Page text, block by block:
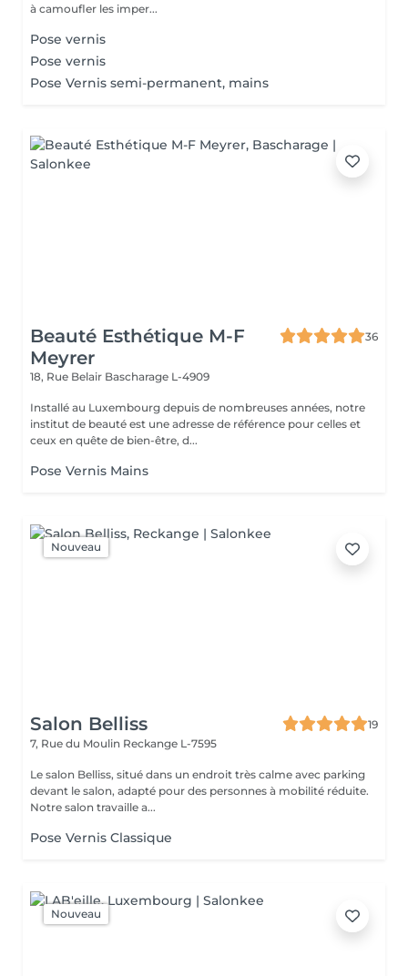
à camoufler les imper...
Pose vernis
Pose vernis
Pose Vernis semi-permanent, mains
Beauté Esthétique M-F
Meyrer
36
18, Rue Belair Bascharage L-4909
Installé au Luxembourg depuis de nombreuses années, notre
institut de beauté est une adresse de référence pour celles et
ceux en quête de bien-être, d...
Pose Vernis Mains
Nouveau
Salon Belliss
19
7, Rue du Moulin Reckange L-7595
Le salon Belliss, situé dans un endroit très calme avec parking
devant le salon, adapté pour des personnes à mobilité réduite.
Notre salon travaille a...
Pose Vernis Classique
Nouveau